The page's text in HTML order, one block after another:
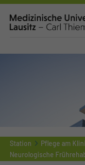
Station
Pflege am
Neurologische